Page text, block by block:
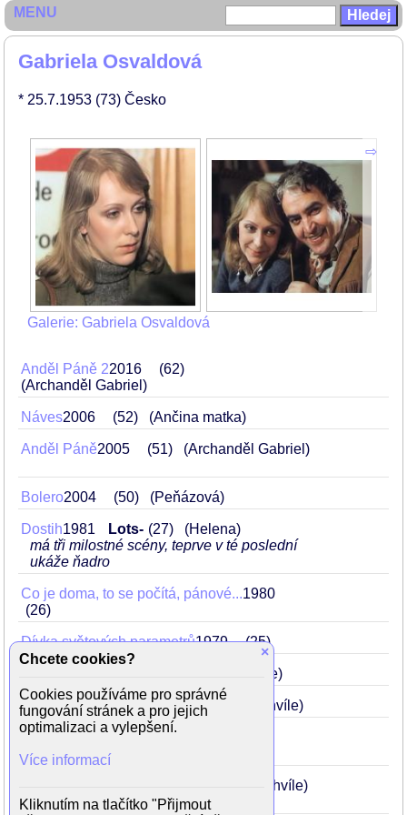
Gabriela Osvaldová
* 25.7.1953 (73) Česko
Galerie: Gabriela Osvaldová
Anděl Páně 22016
62
(Archanděl Gabriel)
Náves2006 52 (Ančina matka)
Anděl Páně2005 51 (Archanděl Gabriel)
Bolero2004 50 (Peňázová)
Dostih1981 Lots- 27
(Helena)
má tři milostné scény, teprve v té poslední
ukáže ňadro
Co je doma, to se počítá, pánové...1980
26
Dívka světových parametrů1979 25
(Šťastná chvíle)
Na Veliké řece1978 24 (Šťastná chvíle)
Pumpaři od Zlaté podkovy
(Dana)
(Šťastná chvíle)
MENU
×
Chcete cookies?
Cookies používáme pro správné
fungování stránek a pro jejich
optimalizaci a vylepšení.
Více informací
Kliknutím na tlačítko "Přijmout